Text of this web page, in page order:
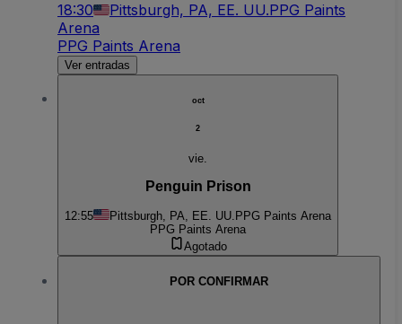
18:30 Pittsburgh, PA, EE. UU.PPG Paints
Arena
PPG Paints Arena
Ver entradas
oct
2
vie.
Penguin Prison
12:55 Pittsburgh, PA, EE. UU. PPG Paints Arena
PPG Paints Arena
Agotado
POR CONFIRMAR